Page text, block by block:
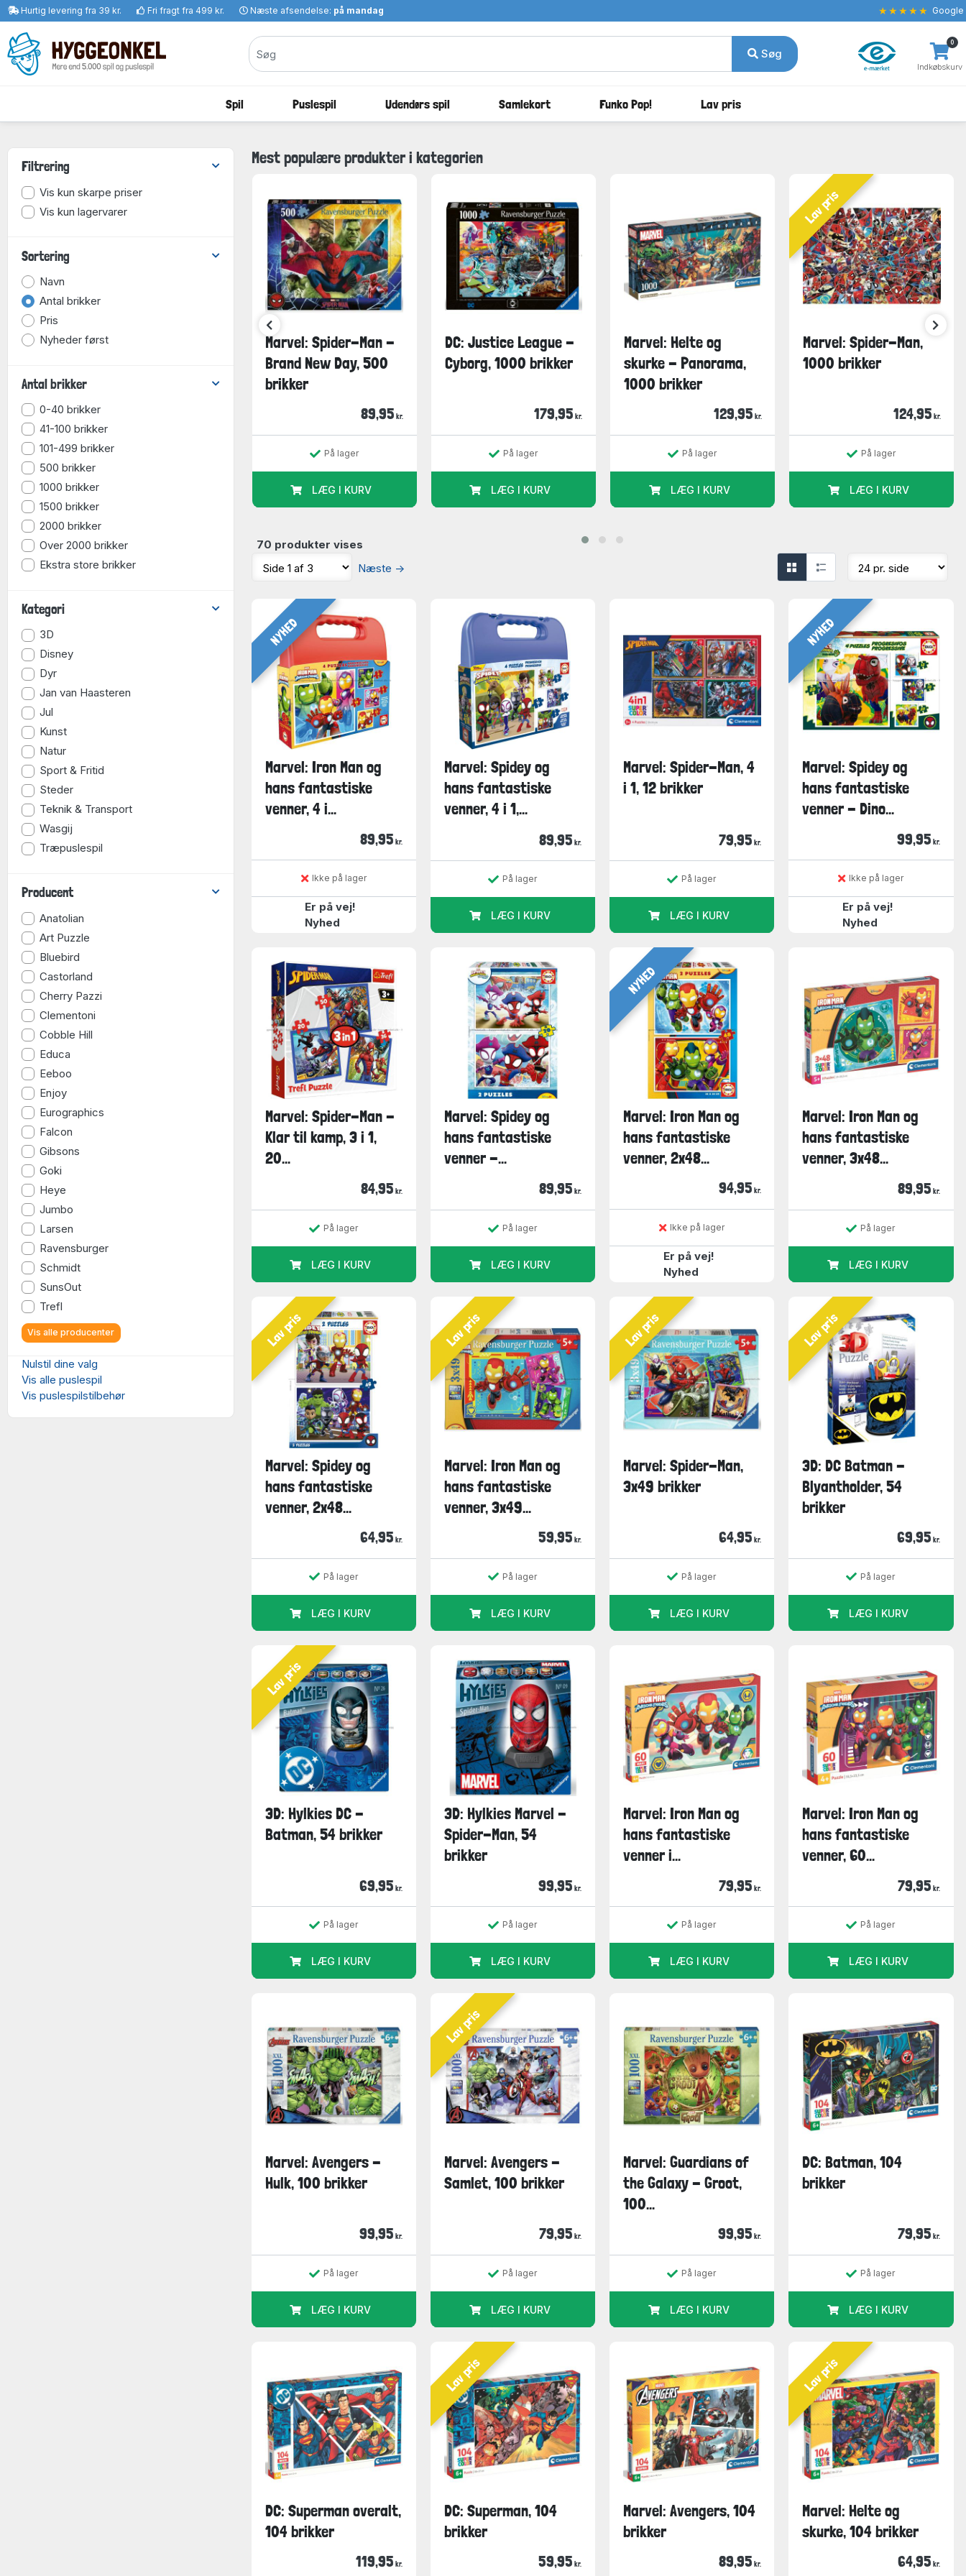
Hurtig levering fra 39 kr. Fri fragt fra 499 kr. Næste afsendelse: på mandag ★★★★★ Google
Søg
Indkøbskurv
0
Spil Puslespil Udendørs spil Samlekort Funko Pop! Lav pris
Filtrering
Vis kun skarpe priser
Vis kun lagervarer
Sortering
Navn
Antal brikker
Pris
Nyheder først
Antal brikker
0-40 brikker
41-100 brikker
101-499 brikker
500 brikker
1000 brikker
1500 brikker
2000 brikker
Over 2000 brikker
Ekstra store brikker
Kategori
3D
Disney
Dyr
Jan van Haasteren
Jul
Kunst
Natur
Sport & Fritid
Steder
Teknik & Transport
Wasgij
Træpuslespil
Producent
Anatolian
Art Puzzle
Bluebird
Castorland
Cherry Pazzi
Clementoni
Cobble Hill
Educa
Eeboo
Enjoy
Eurographics
Falcon
Gibsons
Goki
Heye
Jumbo
Larsen
Ravensburger
Schmidt
SunsOut
Trefl
Vis alle producenter
Nulstil dine valg
Vis alle puslespil
Vis puslespilstilbehør
Mest populære produkter i kategorien
79,95
Marvel: Avengers -
brikker
Marvel: Spider-Man -
Brand New Day, 500
brikker
89,95 kr.
På lager
LÆG I KURV
DC: Justice League -
Cyborg, 1000 brikker
179,95 kr.
På lager
LÆG I KURV
Marvel: Helte og
skurke - Panorama,
1000 brikker
129,95 kr.
På lager
LÆG I KURV
Lav pris
Marvel: Spider-Man,
1000 brikker
124,95 kr.
På lager
LÆG I KURV
70 produkter vises
Næste →
NYHED
Marvel: Iron Man og
hans fantastiske
venner, 4 i...
89,95 kr.
Ikke på lager
Er på vej!
Nyhed
Marvel: Spidey og
hans fantastiske
venner, 4 i 1,...
89,95 kr.
På lager
LÆG I KURV
Marvel: Spider-Man, 4
i 1, 12 brikker
79,95 kr.
På lager
LÆG I KURV
NYHED
Marvel: Spidey og
hans fantastiske
venner - Dino...
99,95 kr.
Ikke på lager
Er på vej!
Nyhed
Marvel: Spider-Man -
Klar til kamp, 3 i 1,
20...
84,95 kr.
På lager
LÆG I KURV
Marvel: Spidey og
hans fantastiske
venner -...
89,95 kr.
På lager
LÆG I KURV
NYHED
Marvel: Iron Man og
hans fantastiske
venner, 2x48...
94,95 kr.
Ikke på lager
Er på vej!
Nyhed
Marvel: Iron Man og
hans fantastiske
venner, 3x48...
89,95 kr.
På lager
LÆG I KURV
Lav pris
Marvel: Spidey og
hans fantastiske
venner, 2x48...
64,95 kr.
På lager
LÆG I KURV
Lav pris
Marvel: Iron Man og
hans fantastiske
venner, 3x49...
59,95 kr.
På lager
LÆG I KURV
Lav pris
Marvel: Spider-Man,
3x49 brikker
64,95 kr.
På lager
LÆG I KURV
Lav pris
3D: DC Batman -
Blyantholder, 54
brikker
69,95 kr.
På lager
LÆG I KURV
Lav pris
3D: Hylkies DC -
Batman, 54 brikker
69,95 kr.
På lager
LÆG I KURV
3D: Hylkies Marvel -
Spider-Man, 54
brikker
99,95 kr.
På lager
LÆG I KURV
Marvel: Iron Man og
hans fantastiske
venner i...
79,95 kr.
På lager
LÆG I KURV
Marvel: Iron Man og
hans fantastiske
venner, 60...
79,95 kr.
På lager
LÆG I KURV
Marvel: Avengers -
Hulk, 100 brikker
99,95 kr.
På lager
LÆG I KURV
Lav pris
Marvel: Avengers -
Samlet, 100 brikker
79,95 kr.
På lager
LÆG I KURV
Marvel: Guardians of
the Galaxy - Groot,
100...
99,95 kr.
På lager
LÆG I KURV
DC: Batman, 104
brikker
79,95 kr.
På lager
LÆG I KURV
DC: Superman overalt,
104 brikker
119,95 kr.
Lav pris
DC: Superman, 104
brikker
59,95 kr.
Marvel: Avengers, 104
brikker
89,95 kr.
Lav pris
Marvel: Helte og
skurke, 104 brikker
64,95 kr.